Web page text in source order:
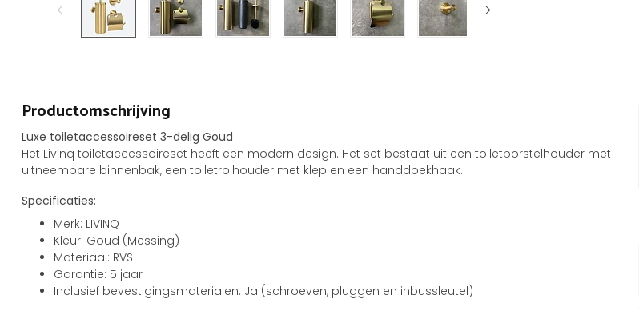
Productomschrijving
Luxe toiletaccessoireset 3-delig Goud
Het Livinq toiletaccessoireset heeft een modern design. Het set bestaat uit een toiletborstelhouder met
uitneembare binnenbak, een toiletrolhouder met klep en een handdoekhaak.
Specificaties:
Merk: LIVINQ
Kleur: Goud (Messing)
Materiaal: RVS
Garantie: 5 jaar
Inclusief bevestigingsmaterialen: Ja (schroeven, pluggen en inbussleutel)